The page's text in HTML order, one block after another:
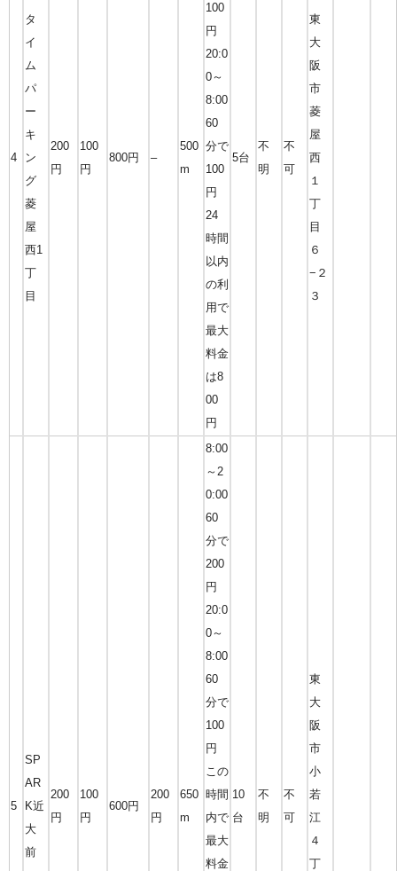
4
タ
イ
ム
パ
ー
キ
ン
グ
菱
屋
西1
丁
目
200
円
100
円
800円 –
500
m
100
円
20:0
0～
8:00
60
分で
100
円
24
時間
以内
の利
用で
最大
料金
は8
00
円
5台
不
明
不
可
東
大
阪
市
菱
屋
西
１
丁
目
６
−２
３
5
SP
AR
K近
大
前
200
円
100
円
600円
200
円
650
m
8:00
～2
0:00
60
分で
200
円
20:0
0～
8:00
60
分で
100
円
この
時間
内で
最大
料金
10
台
不
明
不
可
東
大
阪
市
小
若
江
４
丁